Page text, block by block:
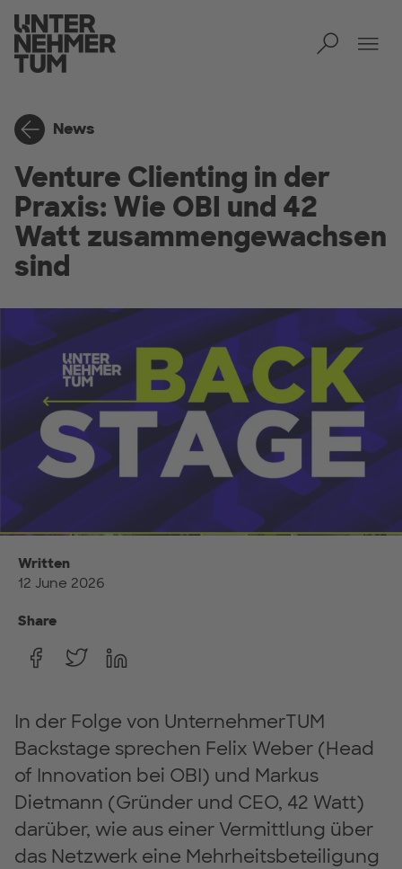
News
Venture Clienting in der
Praxis: Wie OBI und 42
Watt zusammengewachsen
sind
Written
12 June 2026
Share
In der Folge von UnternehmerTUM
Backstage sprechen Felix Weber (Head
of Innovation bei OBI) und Markus
Dietmann (Gründer und CEO, 42 Watt)
darüber, wie aus einer Vermittlung über
das Netzwerk eine Mehrheitsbeteiligung